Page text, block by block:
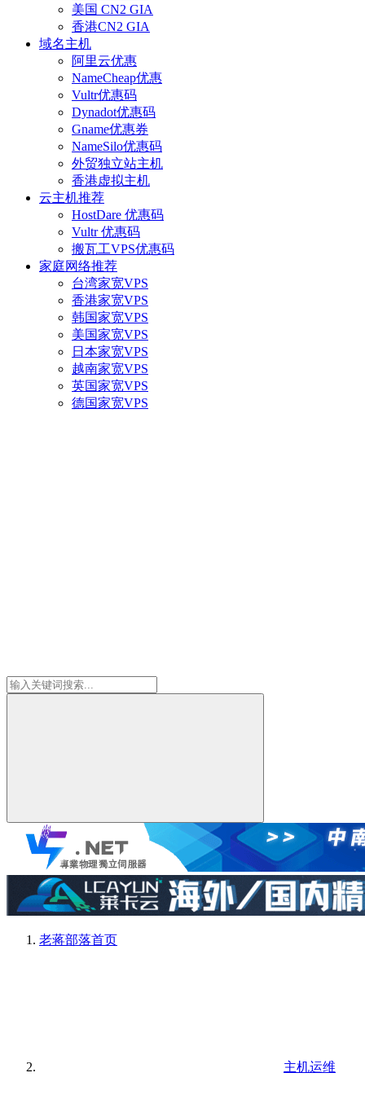
美国 CN2 GIA
香港CN2 GIA
域名主机
阿里云优惠
NameCheap优惠
Vultr优惠码
Dynadot优惠码
Gname优惠券
NameSilo优惠码
外贸独立站主机
香港虚拟主机
云主机推荐
HostDare 优惠码
Vultr 优惠码
搬瓦工VPS优惠码
家庭网络推荐
台湾家宽VPS
香港家宽VPS
韩国家宽VPS
美国家宽VPS
日本家宽VPS
越南家宽VPS
英国家宽VPS
德国家宽VPS
老蒋部落首页
主机运维